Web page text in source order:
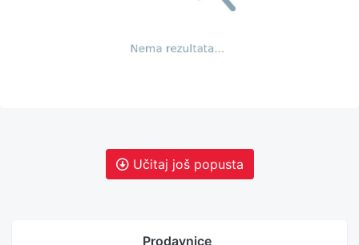
Učitaj još popusta
Prodavnice